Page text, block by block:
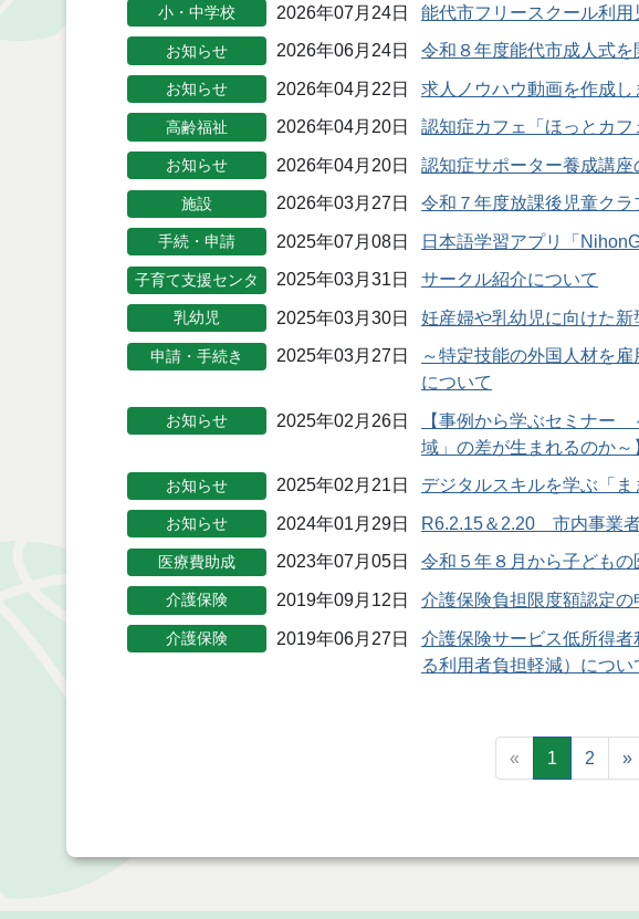
小・中学校 2026年07月24日 能代市フリースクール利
お知らせ 2026年06月24日 令和８年度能代市成人式を
お知らせ 2026年04月22日 求人ノウハウ動画を作成し
高齢福祉 2026年04月20日 認知症カフェ「ほっとカフ
お知らせ 2026年04月20日 認知症サポーター養成講座
施設 2026年03月27日 令和７年度放課後児童ク
手続・申請 2025年07月08日 日本語学習アプリ「
子育て支援センタ
ー
2025年03月31日 サークル紹介について
乳幼児 2025年03月30日 妊産婦や乳幼児に向けた
申請・手続き 2025年03月27日
～特定技能の外国人材を
について
お知らせ 2025年02月26日
【事例から学ぶセミナー
域」の差が生まれるのか～
お知らせ 2025年02月21日 デジタルスキルを学ぶ「ま
お知らせ 2024年01月29日 R6.2.15＆2.20 市内事業
医療費助成 2023年07月05日 令和５年８月から子ども
介護保険 2019年09月12日 介護保険負担限度額認定の
介護保険 2019年06月27日
介護保険サービス低所得
る利用者負担軽減）につい
« 1 2 »